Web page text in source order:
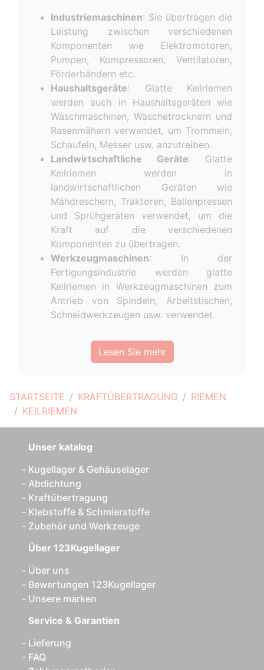
STARTSEITE KRAFTÜBERTRAGUNG
RIEMEN
KEILRIEMEN
Industriemaschinen: Sie übertragen die
Leistung zwischen verschiedenen
Komponenten wie Elektromotoren,
Pumpen, Kompressoren, Ventilatoren,
Förderbändern etc.
Haushaltsgeräte: Glatte Keilriemen
werden auch in Haushaltsgeräten wie
Waschmaschinen, Wäschetrocknern und
Rasenmähern verwendet, um Trommeln,
Schaufeln, Messer usw. anzutreiben.
Landwirtschaftliche
Geräte: Glatte
Keilriemen werden in
landwirtschaftlichen Geräten wie
Mähdreschern, Traktoren, Ballenpressen
und Sprühgeräten verwendet, um die
Kraft auf die verschiedenen
Komponenten zu übertragen.
Werkzeugmaschinen: In der
Fertigungsindustrie werden glatte
Keilriemen in Werkzeugmaschinen zum
Antrieb von Spindeln, Arbeitstischen,
Schneidwerkzeugen usw. verwendet.
Lesen Sie mehr
Unser katalog
Kugellager & Gehäuselager
Abdichtung
Kraftübertragung
Klebstoffe & Schmierstoffe
Zubehör und Werkzeuge
Über 123Kugellager
Über uns
Bewertungen 123Kugellager
Unsere marken
Service & Garantien
Lieferung
FAQ